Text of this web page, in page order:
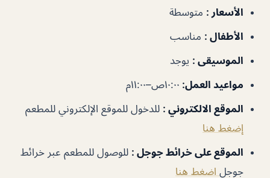
الأسعار : متوسطة
الأطفال : مناسب
الموسيقى : يوجد
مواعيد العمل: ١٠:٠٠ص–١١:٠٠م
الموقع الالكتروني : للدخول للموقع الإلكتروني للمطعم
إضغط هنا
الموقع على خرائط جوجل : للوصول للمطعم عبر خرائط
جوجل اضغط هنا